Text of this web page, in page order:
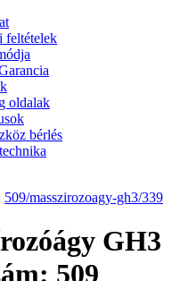
feltételek
oldalak
bérlés
509/masszirozoagy-gh3/339
GH3
509